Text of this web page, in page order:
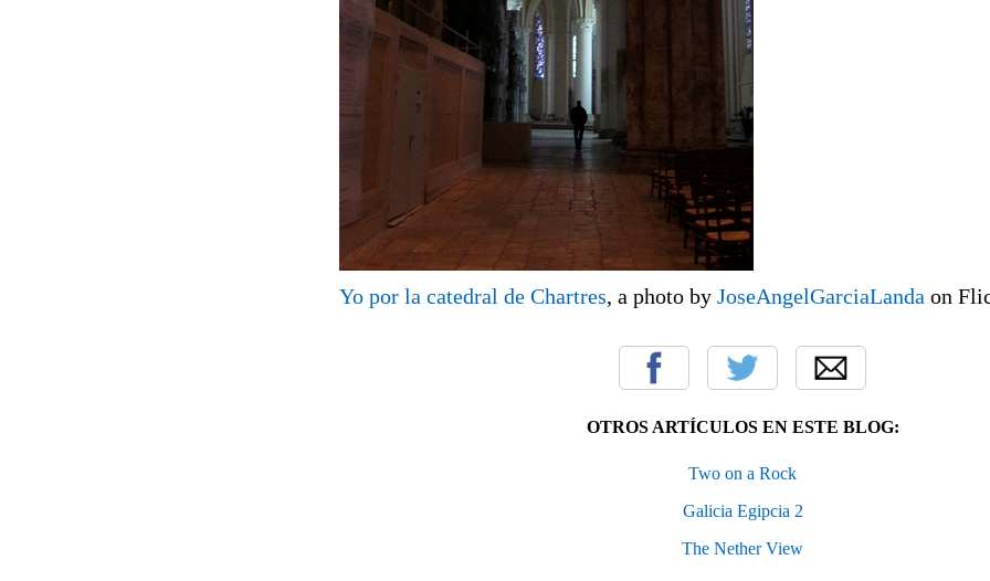
Yo por la catedral de Chartres, a photo by JoseAngelGarciaLanda on
OTROS ARTÍCULOS EN ESTE BLOG:
Two on a Rock
Galicia Egipcia 2
The Nether View